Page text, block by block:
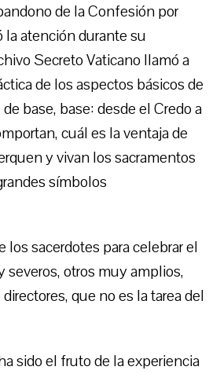
de la Confesión por
la atención durante su
Secreto Vaticano llamó a
de los aspectos básicos de
base, base: desde el Credo a
cuál es la ventaja de
y vivan los sacramentos
símbolos
sacerdotes para celebrar el
otros muy amplios,
que no es la tarea del
sido el fruto de la experiencia